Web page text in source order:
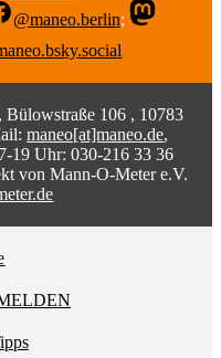
@maneo.berlin;
106 , 10783
maneo[at]maneo.de,
19 Uhr: 030-216 33 36
von Mann-O-Meter e.V.